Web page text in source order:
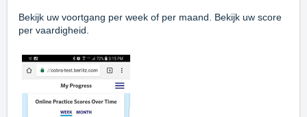
Bekijk uw voortgang per week of per maand. Bekijk uw score
per vaardigheid.